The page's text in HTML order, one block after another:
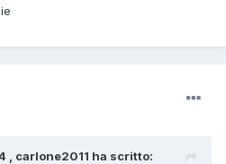
, carlone2011 ha scritto: